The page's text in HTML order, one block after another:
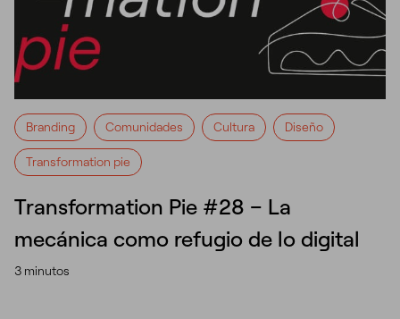
Branding Comunidades Cultura Diseño
Transformation pie
Transformation Pie #28 – La
mecánica como refugio de lo digital
3 minutos